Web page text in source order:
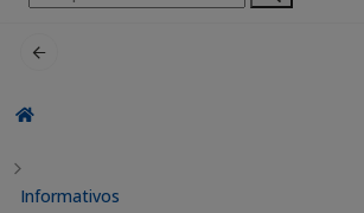
por:
Informativos